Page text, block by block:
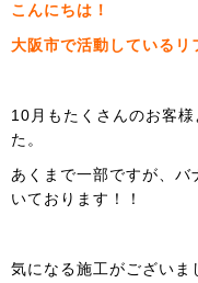
こんにちは！
大阪市で活動しているリ
10月もたくさんのお客
た。
あくまで一部ですが、バ
いております！！
気になる施工がございま